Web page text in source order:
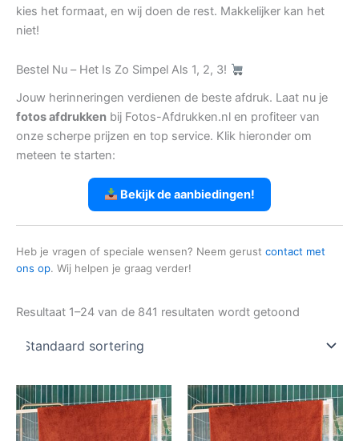
kies het formaat, en wij doen de rest. Makkelijker kan het
niet!
Bestel Nu – Het Is Zo Simpel Als 1, 2, 3!
Jouw herinneringen verdienen de beste afdruk. Laat nu je
fotos afdrukken bij Fotos-Afdrukken.nl en profiteer van
onze scherpe prijzen en top service. Klik hieronder om
meteen te starten:
Bekijk de aanbiedingen!
Heb je vragen of speciale wensen? Neem gerust contact met
ons op. Wij helpen je graag verder!
Resultaat 1–24 van de 841 resultaten wordt getoond